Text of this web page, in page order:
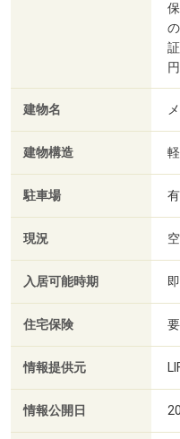
建物名
建物構造
駐車場
現況 空
入居可能時期
住宅保険 要
情報提供元
情報公開日